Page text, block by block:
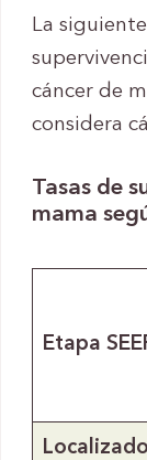
La
cáncer de
considera
Tasas de
mama
Etapa